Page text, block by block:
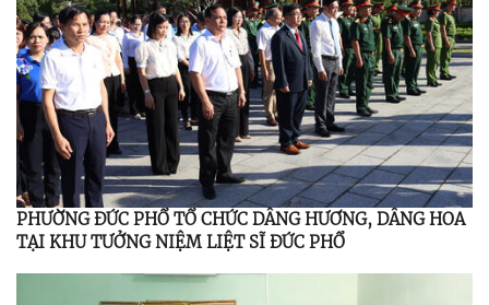
PHƯỜNG ĐỨC PHỔ TỔ CHỨC DÂNG HƯƠNG, DÂNG HOA
TẠI KHU TƯỞNG NIỆM LIỆT SĨ ĐỨC PHỔ